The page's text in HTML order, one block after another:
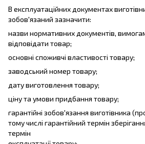
В експлуатаційних документах
зобов'язаний зазначити:
назви нормативних документів,
відповідати товар;
основні споживчі властивості товару;
заводський номер товару;
дату виготовлення товару;
ціну та умови придбання товару;
гарантійні зобов'язання виготівника
тому числі гарантійний термін
термін